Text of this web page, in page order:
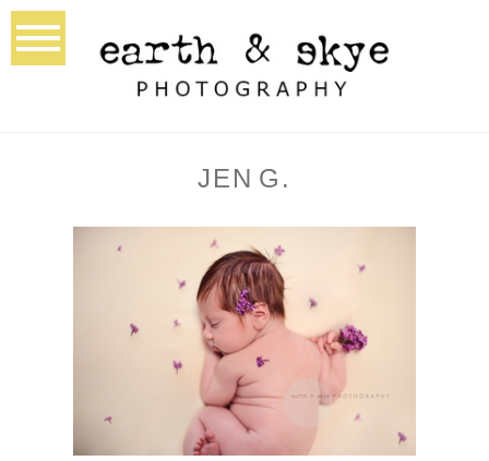
JEN G.